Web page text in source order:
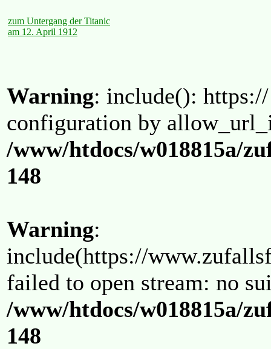
zum Untergang der Titanic
am 12. April 1912
Warning: include():
configuration by
/www/htdocs/w018815a/
148
Warning:
include(https://
failed to open stream: no
/www/htdocs/w018815a/
148